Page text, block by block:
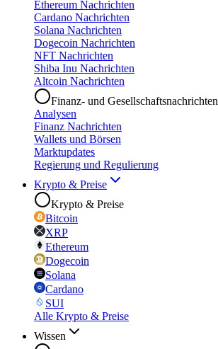
Ethereum Nachrichten
Cardano Nachrichten
Solana Nachrichten
Dogecoin Nachrichten
NFT Nachrichten
Shiba Inu Nachrichten
Altcoin Nachrichten
Finanz- und Gesellschaftsnachrichten
Analysen
Finanz Nachrichten
Wallets und Börsen
Marktupdates
Regierung und Regulierung
Krypto & Preise
Krypto & Preise
Bitcoin
XRP
Ethereum
Dogecoin
Solana
Cardano
SUI
Alle Krypto & Preise
Wissen